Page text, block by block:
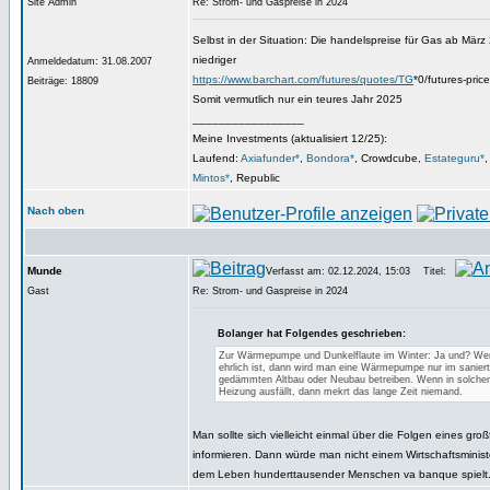
Site Admin
Anmeldedatum: 31.08.2007
Beiträge: 18809
Re: Strom- und Gaspreise in 2024
Selbst in der Situation: Die handelspreise für Gas ab
niedriger
https://www.barchart.com/futures/quotes/TG*0/futures-
Somit vermutlich nur ein teures Jahr 2025
Meine Investments (aktualisiert 12/25):
Laufend: Axiafunder* Bondora* , Crowdcube, Estateguru*
Mintos* , Republic
Nach oben
Munde
Gast
Verfasst am: 02.12.2024, 15:03
Titel:
Re: Strom- und Gaspreise in 2024
Bolanger hat Folgendes geschrieben:
Zur Wärmepumpe und Dunkelflaute im Winter: Ja und?
ehrlich ist, dann wird man eine Wärmepumpe nur im
gedämmten Altbau oder Neubau betreiben. Wenn in
Heizung ausfällt, dann mekrt das lange Zeit niemand.
Man sollte sich vielleicht einmal über die Folgen eines
informieren. Dann würde man nicht einem
dem Leben hunderttausender Menschen va banque spielt.